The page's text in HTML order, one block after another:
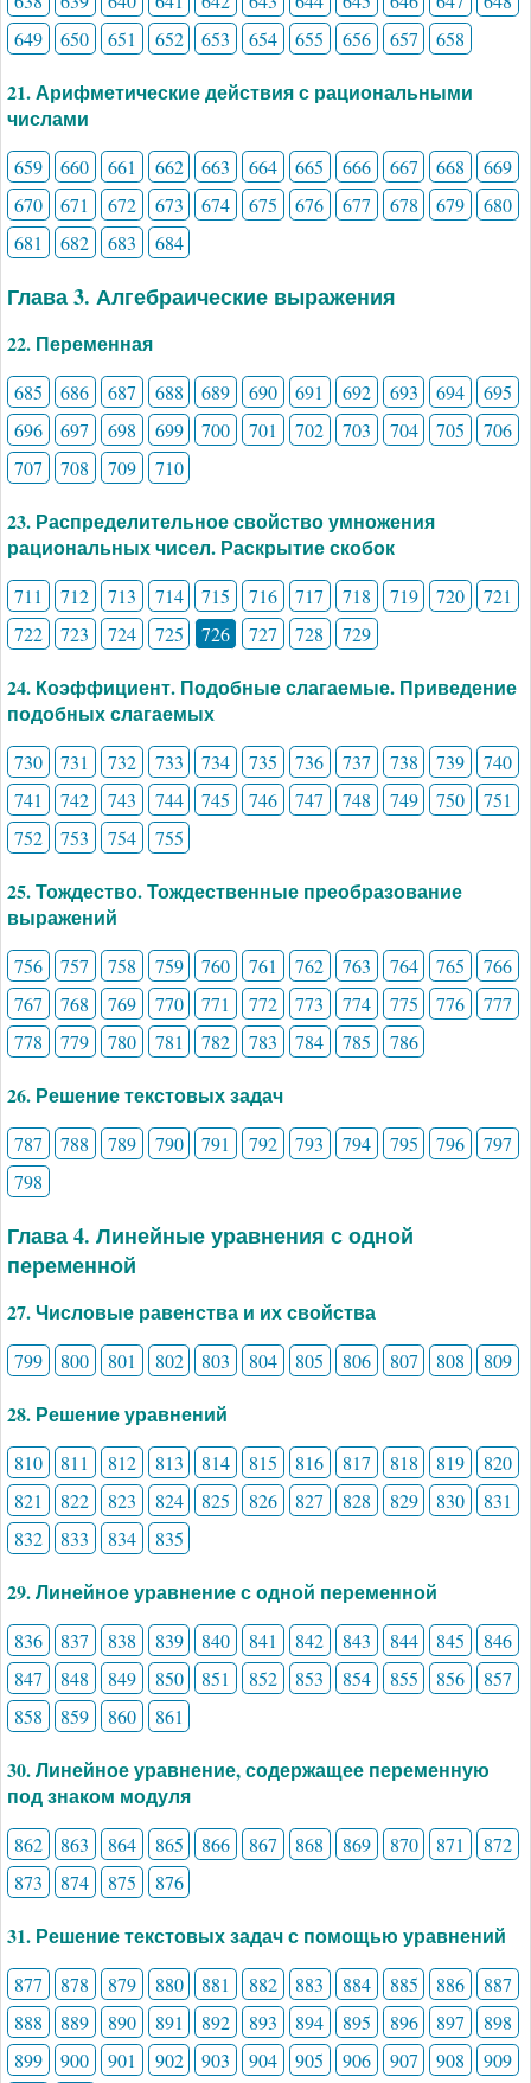
649
650 651 652 653 654 655 656 657 658
21. Арифметические действия с рациональными
числами
659 660 661 662 663 664 665 666 667 668
669
670
671 672 673 674 675 676 677 678 679
680
681
682 683 684
Глава 3. Алгебраические выражения
22. Переменная
685 686 687 688 689 690 691 692 693 694
695
696
697 698 699 700 701 702 703 704 705
706
707
708 709 710
23. Распределительное свойство умножения
рациональных чисел. Раскрытие скобок
711 712 713 714 715 716 717 718 719 720
721
722
723 724 725 726 727 728 729
24. Коэффициент. Подобные слагаемые. Приведение
подобных слагаемых
730 731 732 733 734 735 736 737 738 739
740
741
742 743 744 745 746 747 748 749 750
751
752
753 754 755
25. Тождество. Тождественные преобразование
выражений
756 757 758 759 760 761 762 763 764 765
766
767
768 769 770 771 772 773 774 775 776
777
778
779 780 781 782 783 784 785 786
26. Решение текстовых задач
787 788 789 790 791 792 793 794 795 796
797
798
Глава 4. Линейные уравнения с одной
переменной
27. Числовые равенства и их свойства
799 800 801 802 803 804 805 806 807 808 809
28. Решение уравнений
810 811 812 813 814 815 816 817 818 819
820
821
822 823 824 825 826 827 828 829 830
831
832
833 834 835
29. Линейное уравнение с одной переменной
836 837 838 839 840 841 842 843 844 845
846
847
848 849 850 851 852 853 854 855 856
857
858
859 860 861
30. Линейное уравнение, содержащее переменную
под знаком модуля
862 863 864 865 866 867 868 869 870 871
872
873
874 875 876
31. Решение текстовых задач с помощью уравнений
877 878 879 880 881 882 883 884 885 886
887
888
889 890 891 892 893 894 895 896 897
898
899
900 901 902 903 904 905 906 907 908
909